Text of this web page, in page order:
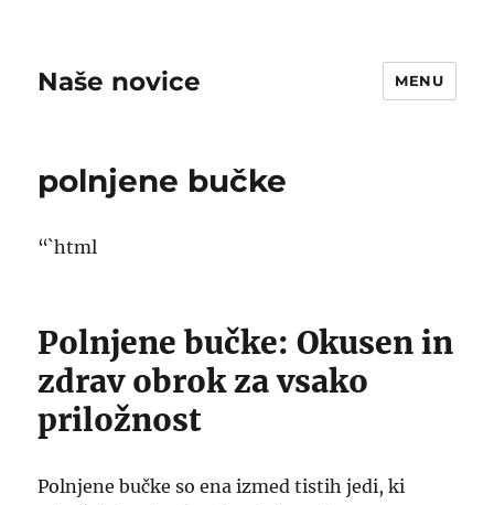
Naše novice MENU
polnjene bučke
“`html
Polnjene bučke: Okusen in
zdrav obrok za vsako
priložnost
Polnjene bučke so ena izmed tistih jedi, ki